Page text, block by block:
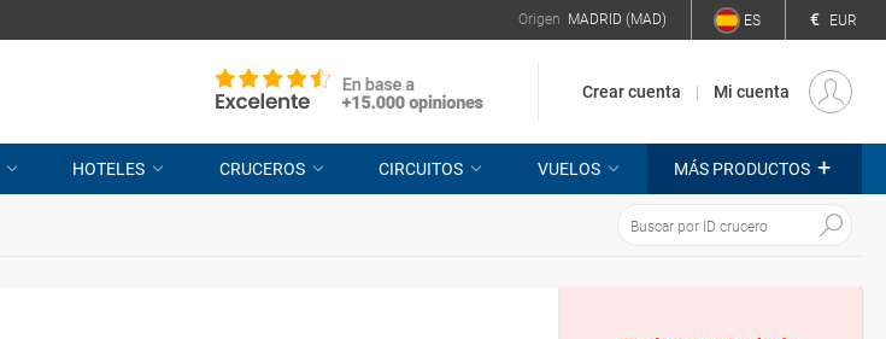
Origen MADRID (MAD) ES € EUR
Crear cuenta Mi cuenta
HOTELES CRUCEROS CIRCUITOS VUELOS MÁS PRODUCTOS +